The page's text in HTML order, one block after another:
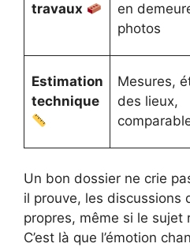
travaux
en
photos
Estimation
technique
Mesures,
des lieux,
Un bon dossier ne crie
il prouve, les discussions
propres, même si le sujet
C’est là que l’émotion